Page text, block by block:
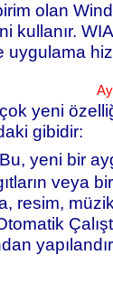
olan
kullanır.
uygulama
yeni
gibidir:
yeni bir
veya
resim,